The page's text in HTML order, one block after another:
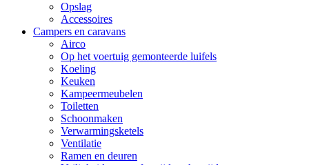
Opslag
Accessoires
Campers en caravans
Airco
Op het voertuig gemonteerde luifels
Koeling
Keuken
Kampeermeubelen
Toiletten
Schoonmaken
Verwarmingsketels
Ventilatie
Ramen en deuren